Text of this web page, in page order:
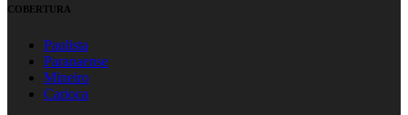
COBERTURA
Paulista
Paranaense
Mineiro
Carioca